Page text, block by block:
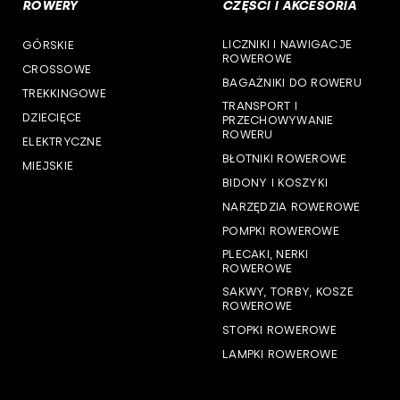
woj. podlaskie
woj. pomorskie
woj. śląskie
woj. warmińsko-mazurskie
ROWERY
GÓRSKIE
CROSSOWE
TREKKINGOWE
DZIECIĘCE
ELEKTRYCZNE
MIEJSKIE
CZĘŚCI I AKCESORIA
LICZNIKI I NAWIGACJE
ROWEROWE
BAGAŻNIKI DO ROWERU
TRANSPORT I
PRZECHOWYWANIE
ROWERU
BŁOTNIKI ROWEROWE
BIDONY I KOSZYKI
NARZĘDZIA ROWEROWE
POMPKI ROWEROWE
PLECAKI, NERKI
ROWEROWE
SAKWY, TORBY, KOSZE
ROWEROWE
STOPKI ROWEROWE
LAMPKI ROWEROWE